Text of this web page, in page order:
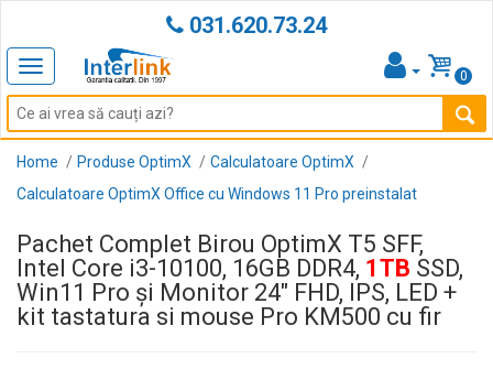
031.620.73.24
Toggle
navigation
0
Home Produse OptimX
Calculatoare OptimX
Calculatoare OptimX Office cu Windows 11 Pro preinstalat
Pachet Complet Birou OptimX T5 SFF,
Intel Core i3-10100, 16GB DDR4, 1TB SSD,
Win11 Pro și Monitor 24" FHD, IPS, LED +
kit tastatura si mouse Pro KM500 cu fir